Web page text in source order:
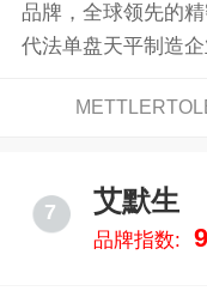
品牌，全球领先的
代法单盘天平制造
7 艾默生
品牌指数: